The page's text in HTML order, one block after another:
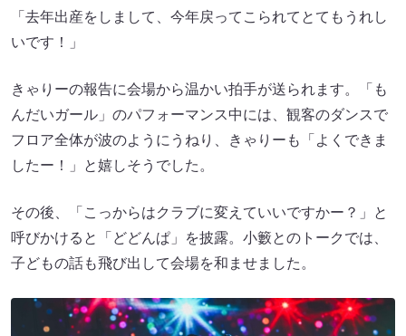
「去年出産をしまして、今年戻ってこられてとてもうれし
いです！」
きゃりーの報告に会場から温かい拍手が送られます。「も
んだいガール」のパフォーマンス中には、観客のダンスで
フロア全体が波のようにうねり、きゃりーも「よくできま
したー！」と嬉しそうでした。
その後、「こっからはクラブに変えていいですかー？」と
呼びかけると「どどんぱ」を披露。小籔とのトークでは、
子どもの話も飛び出して会場を和ませました。